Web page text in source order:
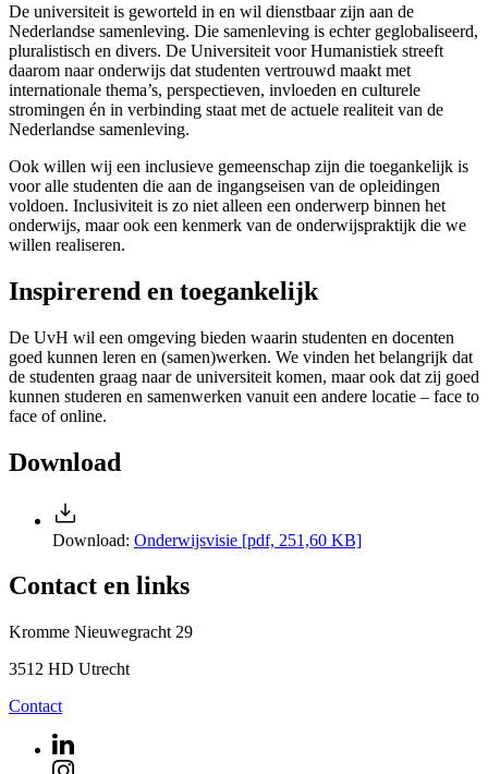
De universiteit is geworteld in en wil dienstbaar zijn aan de
Nederlandse samenleving. Die samenleving is echter geglobaliseerd,
pluralistisch en divers. De Universiteit voor Humanistiek streeft
daarom naar onderwijs dat studenten vertrouwd maakt met
internationale thema’s, perspectieven, invloeden en culturele
stromingen én in verbinding staat met de actuele realiteit van de
Nederlandse samenleving.
Ook willen wij een inclusieve gemeenschap zijn die toegankelijk is
voor alle studenten die aan de ingangseisen van de opleidingen
voldoen. Inclusiviteit is zo niet alleen een onderwerp binnen het
onderwijs, maar ook een kenmerk van de onderwijspraktijk die we
willen realiseren.
Inspirerend en toegankelijk
De UvH wil een omgeving bieden waarin studenten en docenten
goed kunnen leren en (samen)werken. We vinden het belangrijk dat
de studenten graag naar de universiteit komen, maar ook dat zij goed
kunnen studeren en samenwerken vanuit een andere locatie – face to
face of online.
Download
Download: Onderwijsvisie [pdf, 251,60 KB]
Contact en links
Kromme Nieuwegracht 29
3512 HD Utrecht
Contact